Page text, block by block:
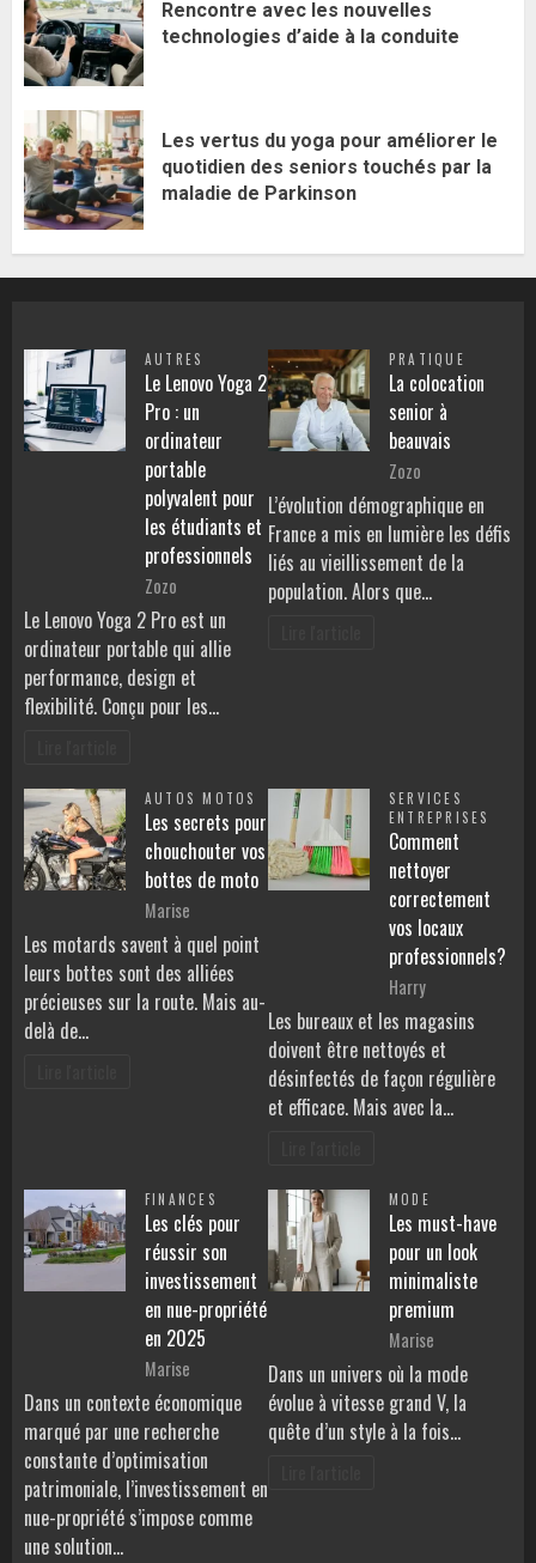
Rencontre avec les nouvelles
technologies d’aide à la conduite
Les vertus du yoga pour améliorer le
quotidien des seniors touchés par la
maladie de Parkinson
AUTRES
Le Lenovo Yoga 2
Pro : un
ordinateur
portable
polyvalent pour
les étudiants et
professionnels
Zozo
Le Lenovo Yoga 2 Pro est un
ordinateur portable qui allie
performance, design et
flexibilité. Conçu pour les…
PRATIQUE
La colocation
senior à
beauvais
Zozo
L’évolution démographique en
France a mis en lumière les défis
liés au vieillissement de la
population. Alors que…
AUTOS MOTOS
Les secrets pour
chouchouter vos
bottes de moto
Marise
Les motards savent à quel point
leurs bottes sont des alliées
précieuses sur la route. Mais au-
delà de…
SERVICES
ENTREPRISES
Comment
nettoyer
correctement
vos locaux
professionnels?
Harry
Les bureaux et les magasins
doivent être nettoyés et
désinfectés de façon régulière
et efficace. Mais avec la…
FINANCES
Les clés pour
réussir son
investissement
en nue-propriété
en 2025
Marise
Dans un contexte économique
marqué par une recherche
constante d’optimisation
patrimoniale, l’investissement en
nue-propriété s’impose comme
une solution…
MODE
Les must-have
pour un look
minimaliste
premium
Marise
Dans un univers où la mode
évolue à vitesse grand V, la
quête d’un style à la fois…